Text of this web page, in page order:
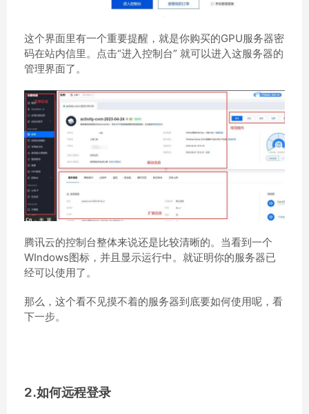
这个界面里有一个重要提醒，就是你购买的GPU服务器密
码在站内信里。点击“进入控制台” 就可以进入这服务器的
管理界面了。
腾讯云的控制台整体来说还是比较清晰的。当看到一个
WIndows图标，并且显示运行中。就证明你的服务器已
经可以使用了。
那么，这个看不见摸不着的服务器到底要如何使用呢，看
下一步。
2.如何远程登录